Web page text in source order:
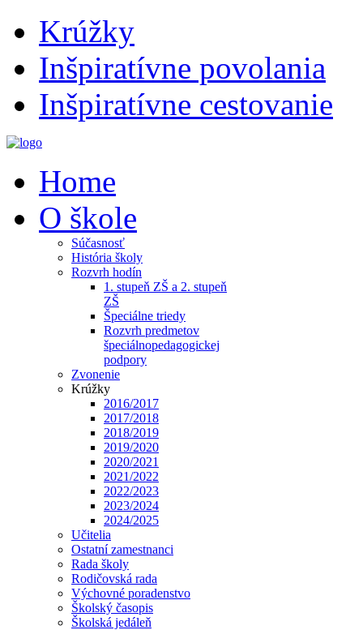
Krúžky
Inšpiratívne povolania
Inšpiratívne cestovanie
Home
O škole
Súčasnosť
História školy
Rozvrh hodín
1. stupeň ZŠ a 2. stupeň
ZŠ
Špeciálne triedy
Rozvrh predmetov
špeciálnopedagogickej
podpory
Zvonenie
Krúžky
2016/2017
2017/2018
2018/2019
2019/2020
2020/2021
2021/2022
2022/2023
2023/2024
2024/2025
Učitelia
Ostatní zamestnanci
Rada školy
Rodičovská rada
Výchovné poradenstvo
Školský časopis
Školská jedáleň